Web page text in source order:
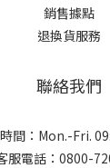
銷售據點
退換貨服務
聯絡我們
間：Mon.-Fri.
服電話：0800-